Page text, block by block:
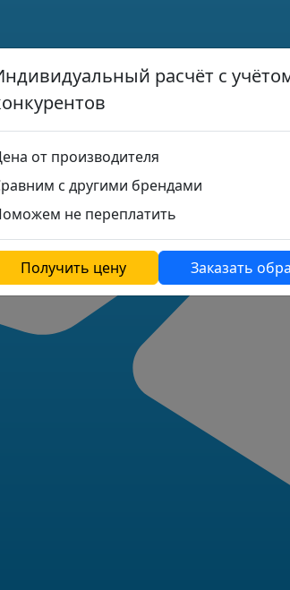
расчёт с
от производителя
с другими брендами
не переплатить
Получить цену Заказать